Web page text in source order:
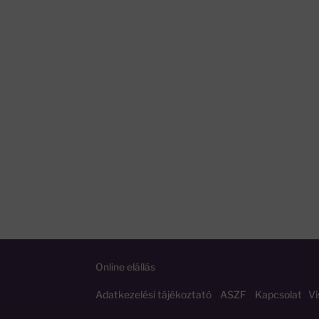
Online elállás
Adatkezelési tájékoztató ASZF Kapcsolat